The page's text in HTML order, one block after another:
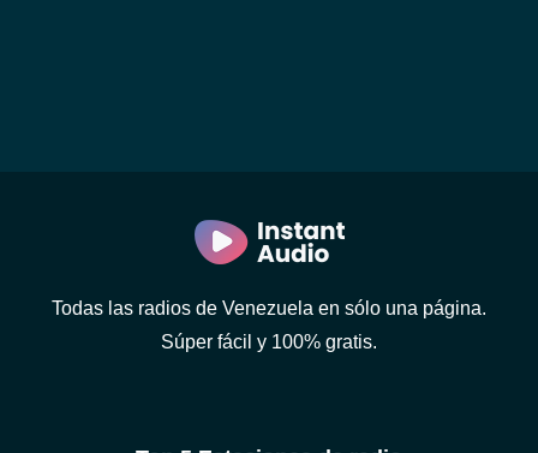
Todas las radios de Venezuela en sólo una página.
Súper fácil y 100% gratis.